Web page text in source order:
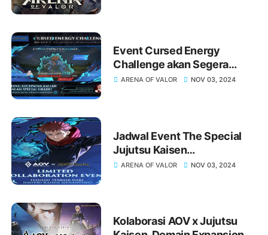
Event Cursed Energy
Challenge akan Segera
Hadir di AOV Special Grade
ARENA OF VALOR NOV 03, 2024
Jadwal Event The Special
Jujutsu Kaisen
Collaboration Event telah
ARENA OF VALOR NOV 03, 2024
Kolaborasi AOV x Jujutsu